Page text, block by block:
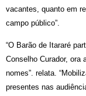
vacantes, quanto em
campo público”.
“O Barão de Itararé
Conselho Curador, ora
nomes”. relata.
presentes nas